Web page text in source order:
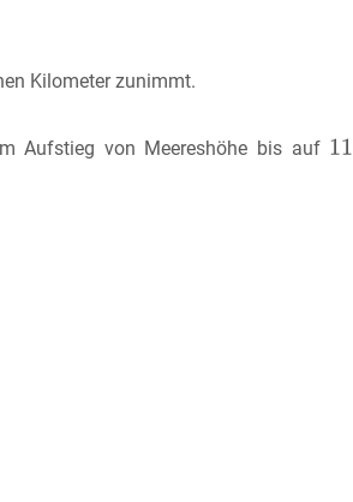
Kilometer zunimmt.
Aufstieg von Meereshöhe bis auf